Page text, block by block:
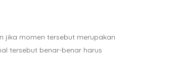
jika momen tersebut merupakan
tersebut benar-benar harus